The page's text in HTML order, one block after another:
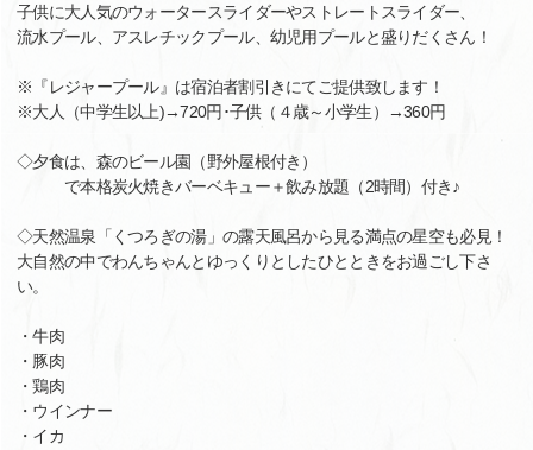
子供に大人気のウォータースライダーやストレートスライダー、
流水プール、アスレチックプール、幼児用プールと盛りだくさん！
※『レジャープール』は宿泊者割引きにてご提供致します！
※大人（中学生以上)→720円･子供（４歳～小学生）→360円
◇夕食は、森のビール園（野外屋根付き）
で本格炭火焼きバーベキュー＋飲み放題（2時間）付き♪
◇天然温泉「くつろぎの湯」の露天風呂から見る満点の星空も必見！
大自然の中でわんちゃんとゆっくりとしたひとときをお過ごし下さ
い。
・牛肉
・豚肉
・鶏肉
・ウインナー
・イカ